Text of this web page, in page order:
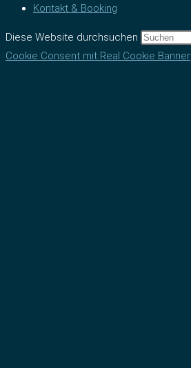
Kontakt & Booking
Diese Website durchsuchen
Cookie Consent mit Real Cookie Banner